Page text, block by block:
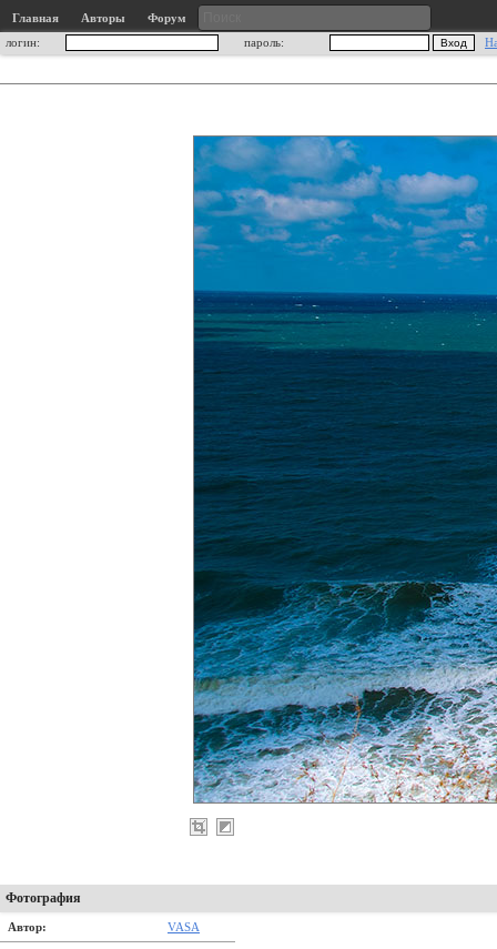
Главная Авторы
Форум
логин:
пароль:
Фотография
Автор: VASA